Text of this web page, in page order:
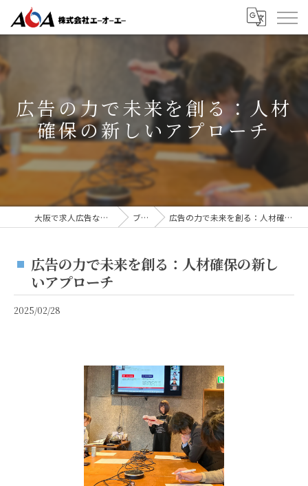
広告の力で未来を創る：人材
確保の新しいアプローチ
大阪で求人広告なら株式会社AOA ブログ 広告の力で未来を創る：人材確保の新しいアプローチ
広告の力で未来を創る：人材確保の新し
いアプローチ
2025/02/28